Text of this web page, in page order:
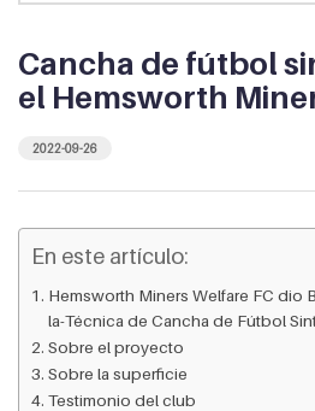
Cancha de fútbol
el Hemsworth
2022-09-26
En este artículo:
Hemsworth Miners Welfare FC dio
la-Técnica de Cancha de Fútbol
Sobre el proyecto
Sobre la superficie
Testimonio del club